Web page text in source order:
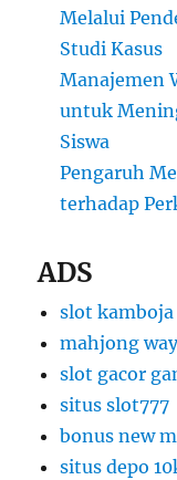
Melalui
Studi Kasus
Manajemen
untuk
Siswa
Pengaruh
terhadap
ADS
slot kamboja
mahjong
slot gacor
situs slot777
bonus new
situs depo